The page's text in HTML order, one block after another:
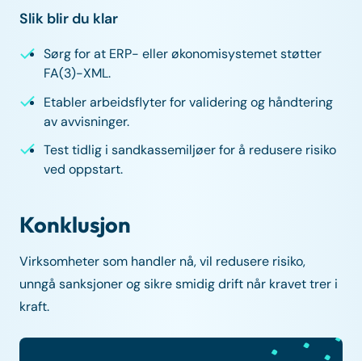
Slik blir du klar
Sørg for at ERP- eller økonomisystemet støtter
FA(3)-XML.
Etabler arbeidsflyter for validering og håndtering
av avvisninger.
Test tidlig i sandkassemiljøer for å redusere risiko
ved oppstart.
Konklusjon
Virksomheter som handler nå, vil redusere risiko,
unngå sanksjoner og sikre smidig drift når kravet trer i
kraft.